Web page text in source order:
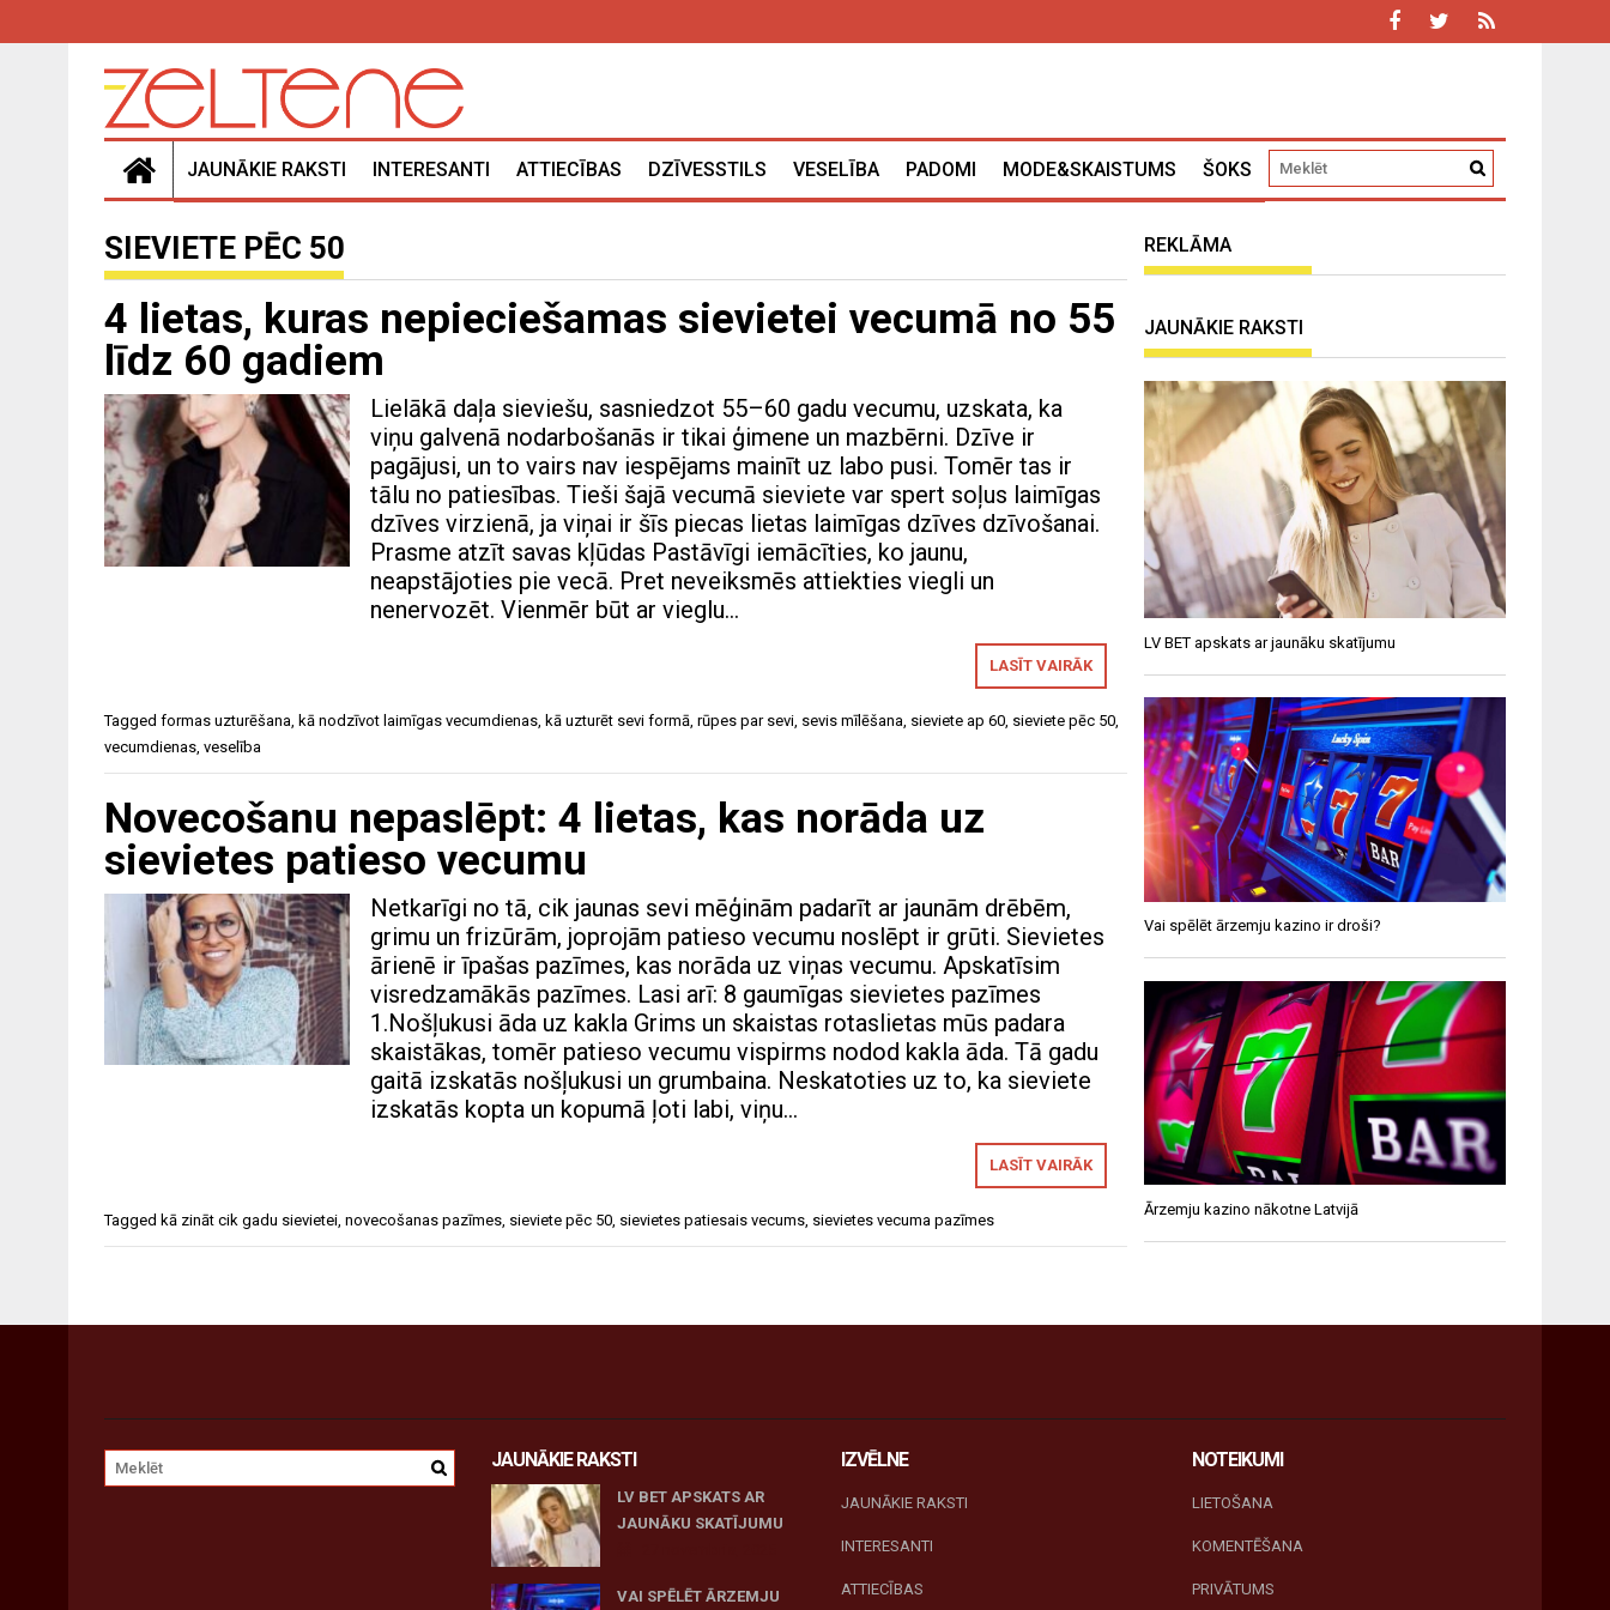
JAUNĀKIE RAKSTI INTERESANTI ATTIECĪBAS DZĪVESSTILS VESELĪBA PADOMI MODE&SKAISTUMS ŠOKS
SIEVIETE PĒC 50
4 lietas, kuras nepieciešamas sievietei vecumā no 55
līdz 60 gadiem
Lielākā daļa sieviešu, sasniedzot 55–60 gadu vecumu, uzskata, ka
viņu galvenā nodarbošanās ir tikai ģimene un mazbērni. Dzīve ir
pagājusi, un to vairs nav iespējams mainīt uz labo pusi. Tomēr tas ir
tālu no patiesības. Tieši šajā vecumā sieviete var spert soļus laimīgas
dzīves virzienā, ja viņai ir šīs piecas lietas laimīgas dzīves dzīvošanai.
Prasme atzīt savas kļūdas Pastāvīgi iemācīties, ko jaunu,
neapstājoties pie vecā. Pret neveiksmēs attiekties viegli un
nenervozēt. Vienmēr būt ar vieglu…
LASĪT VAIRĀK
Tagged formas uzturēšana, kā nodzīvot laimīgas vecumdienas, kā uzturēt sevi formā, rūpes par sevi, sevis mīlēšana, sieviete ap 60, sieviete pēc 50,
vecumdienas, veselība
Novecošanu nepaslēpt: 4 lietas, kas norāda uz
sievietes patieso vecumu
Netkarīgi no tā, cik jaunas sevi mēģinām padarīt ar jaunām drēbēm,
grimu un frizūrām, joprojām patieso vecumu noslēpt ir grūti. Sievietes
ārienē ir īpašas pazīmes, kas norāda uz viņas vecumu. Apskatīsim
visredzamākās pazīmes. Lasi arī: 8 gaumīgas sievietes pazīmes
1.Nošļukusi āda uz kakla Grims un skaistas rotaslietas mūs padara
skaistākas, tomēr patieso vecumu vispirms nodod kakla āda. Tā gadu
gaitā izskatās nošļukusi un grumbaina. Neskatoties uz to, ka sieviete
izskatās kopta un kopumā ļoti labi, viņu…
LASĪT VAIRĀK
Tagged kā zināt cik gadu sievietei novecošanas pazīmes sieviete pēc 50 sievietes patiesais vecums sievietes vecuma pazīmes
REKLĀMA
JAUNĀKIE RAKSTI
LV BET apskats ar jaunāku skatījumu
Vai spēlēt ārzemju kazino ir droši?
Ārzemju kazino nākotne Latvijā
JAUNĀKIE RAKSTI
LV BET APSKATS AR
JAUNĀKU SKATĪJUMU
VAI SPĒLĒT ĀRZEMJU
IZVĒLNE
JAUNĀKIE RAKSTI
INTERESANTI
ATTIECĪBAS
NOTEIKUMI
LIETOŠANA
KOMENTĒŠANA
PRIVĀTUMS